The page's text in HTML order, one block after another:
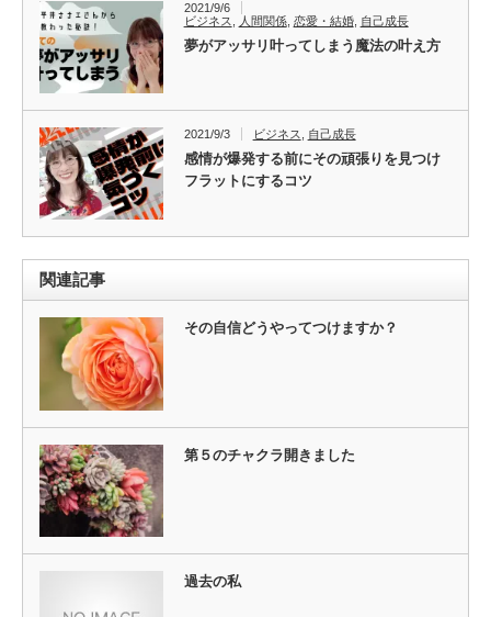
2021/9/6
ビジネス
人間関係, 恋愛・結婚, 自己成長
夢がアッサリ叶ってしまう魔法の叶え方
2021/9/3 ビジネス 自己成長
感情が爆発する前にその頑張りを見つけ
フラットにするコツ
関連記事
その自信どうやってつけますか？
第５のチャクラ開きました
過去の私